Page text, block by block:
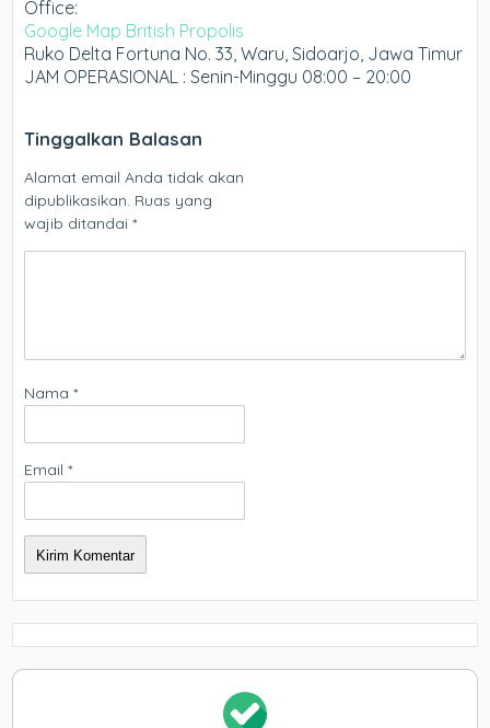
Office:
Google Map British Propolis
Ruko Delta Fortuna No. 33, Waru, Sidoarjo, Jawa Timur
JAM OPERASIONAL : Senin-Minggu 08:00 – 20:00
Tinggalkan Balasan
Alamat email Anda tidak akan
dipublikasikan. Ruas yang
wajib ditandai*
Nama*
Email*